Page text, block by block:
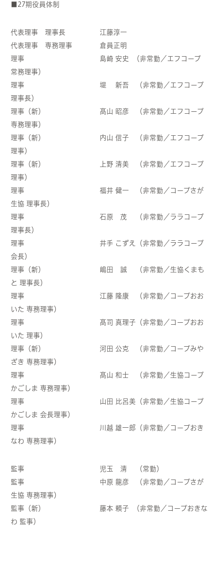
■27期役員体制
代表理事 理事長 江藤淳一
代表理事 専務理事 倉員正明
理事 島崎 安史 （非常勤／エフコープ
常務理事）
理事 堤 新吾 （非常勤／エフコープ
理事長）
理事（新） 髙山 昭彦 （非常勤／エフコープ
専務理事）
理事（新） 内山 信子 （非常勤／エフコープ
理事）
理事（新） 上野 清美 （非常勤／エフコープ
理事）
理事 福井 健一 （非常勤／コープさが
生協 理事長）
理事 石原 茂 （非常勤／ララコープ
理事長）
理事 井手 こずえ（非常勤／ララコープ
会長）
理事（新） 嶋田 誠 （非常勤／生協くまも
と 理事長）
理事 江藤 隆康 （非常勤／コープおお
いた 専務理事）
理事 髙司 真理子（非常勤／コープおお
いた 理事）
理事（新） 河田 公克 （非常勤／コープみや
ざき 専務理事）
理事 髙山 和士 （非常勤／生協コープ
かごしま 専務理事）
理事 山田 比呂美（非常勤／生協コープ
かごしま 会長理事）
理事 川越 雄一郎（非常勤／コープおき
なわ 専務理事）
監事 児玉 清 （常勤）
監事 中原 龍彦 （非常勤／コープさが
生協 専務理事）
監事（新） 藤本 頼子 （非常勤／コープおきな
わ 監事）